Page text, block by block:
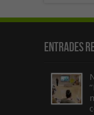
Entrades